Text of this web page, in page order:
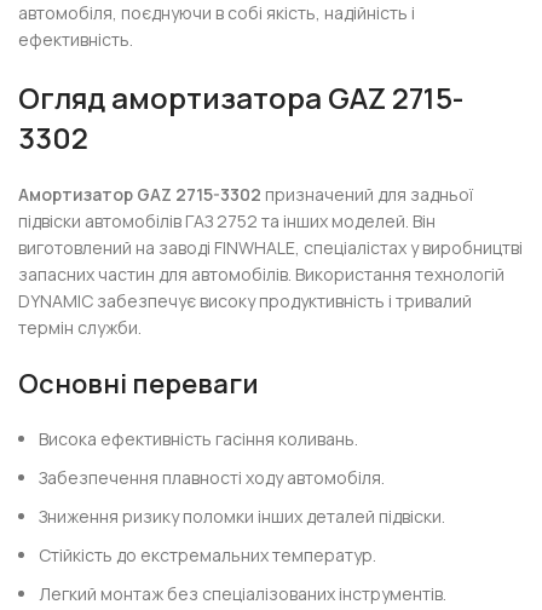
автомобіля, поєднуючи в собі якість, надійність і
ефективність.
Огляд амортизатора GAZ 2715-
3302
Амортизатор GAZ 2715-3302 призначений для задньої
підвіски автомобілів ГАЗ 2752 та інших моделей. Він
виготовлений на заводі FINWHALE, спеціалістах у виробництві
запасних частин для автомобілів. Використання технологій
DYNAMIC забезпечує високу продуктивність і тривалий
термін служби.
Основні переваги
Висока ефективність гасіння коливань.
Забезпечення плавності ходу автомобіля.
Зниження ризику поломки інших деталей підвіски.
Стійкість до екстремальних температур.
Легкий монтаж без спеціалізованих інструментів.